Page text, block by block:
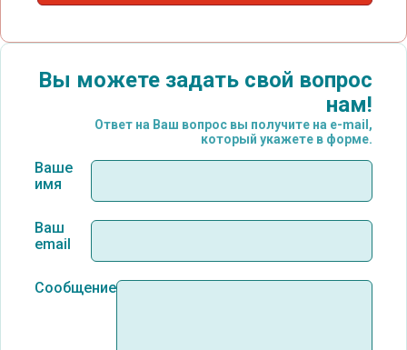
Вы можете задать свой вопрос
нам!
Ответ на Ваш вопрос вы получите на e-mail,
который укажете в форме.
Ваше
имя
Ваш
email
Сообщение